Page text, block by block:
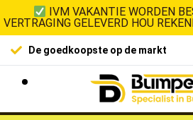
IVM VAKANTIE WORDEN
VERTRAGING GELEVERD HOU
De goedkoopste op de markt